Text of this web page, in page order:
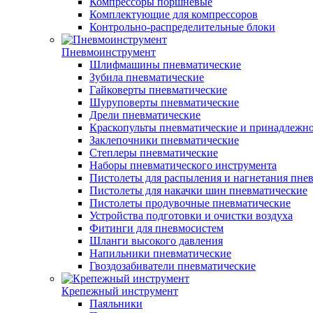
Комплектующие для компрессоров
Контрольно-распределительные блоки
Пневмоинструмент
Шлифмашины пневматические
Зубила пневматические
Гайковерты пневматические
Шуруповерты пневматические
Дрели пневматические
Краскопульты пневматические и
Заклепочники пневматические
Степлеры пневматические
Наборы пневматического инструмента
Пистолеты для распыления и нагнетания
Пистолеты для накачки шин пневматические
Пистолеты продувочные пневматические
Устройства подготовки и очистки воздуха
Фитинги для пневмосистем
Шланги высокого давления
Напильники пневматические
Гвоздозабиватели пневматические
Крепежный инструмент
Паяльники